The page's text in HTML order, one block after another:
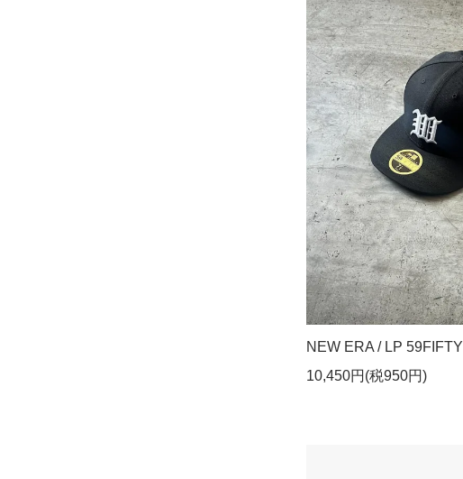
NEW ERA / LP 59FIFTY
10,450円(税950円)